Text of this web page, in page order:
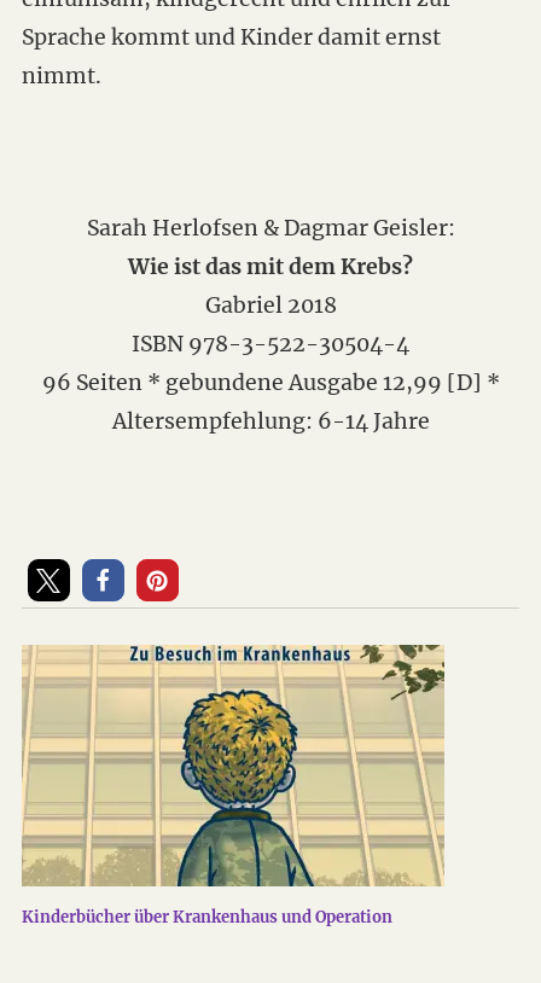
Sprache kommt und Kinder damit ernst
nimmt.
Sarah Herlofsen & Dagmar Geisler:
Wie ist das mit dem Krebs?
Gabriel 2018
ISBN 978-3-522-30504-4
96 Seiten * gebundene Ausgabe 12,99 [D] *
Altersempfehlung: 6-14 Jahre
Kinderbücher über Krankenhaus und Operation